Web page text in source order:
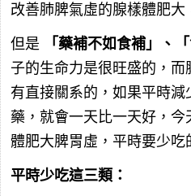
改善肺脾氣虛的腺樣體肥大
但是 「藥補不如食補」、
子的生命力是很旺盛的，
有直接關系的，如果平時
藥，就會一天比一天好，
體肥大脾胃虛，平時要少吃
平時少吃這三類：